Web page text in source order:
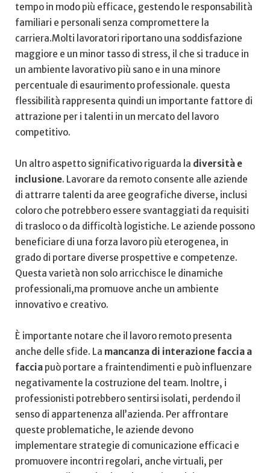
tempo in ‌modo più efficace, ‌gestendo le responsabilità
familiari e personali senza compromettere la
carriera.Molti lavoratori riportano una ‍soddisfazione
maggiore e un minor tasso ⁢di⁢ stress, il che⁢ si traduce in
un ambiente‌ lavorativo più sano e in una minore
percentuale di esaurimento professionale. questa
flessibilità rappresenta quindi un importante fattore⁣ di
attrazione ‌per i talenti in un mercato del lavoro
competitivo.
Un altro aspetto significativo riguarda⁣ la diversità e
⁣inclusione. Lavorare da remoto consente alle aziende
‌di attrarre talenti da aree geografiche diverse, inclusi
coloro che potrebbero essere svantaggiati da requisiti
di ‍trasloco o da difficoltà logistiche. Le aziende possono
beneficiare ⁢di una forza lavoro più eterogenea, in
grado ​di portare diverse prospettive e competenze.
Questa varietà non solo arricchisce le dinamiche
professionali,ma⁢ promuove ​anche un⁢ ambiente
innovativo e creativo.
È ​importante notare che il lavoro remoto ‍presenta
anche delle ‌sfide. La‍ mancanza di interazione faccia a
faccia può portare a ⁣fraintendimenti e può influenzare
negativamente la costruzione del team. Inoltre,⁣ i
⁤professionisti potrebbero sentirsi isolati, perdendo il
senso di appartenenza all’azienda. Per‍ affrontare
queste‌ problematiche, le aziende devono
implementare​ strategie di comunicazione efficaci ‌e
promuovere incontri regolari,‌ anche virtuali, per